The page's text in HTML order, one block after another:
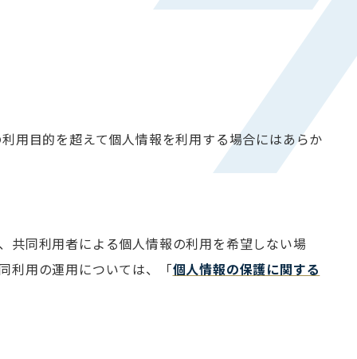
用目的を超えて個人情報を利用する場合にはあらか
共同利用者による個人情報の利用を希望しない場
利用の運用については、「個人情報の保護に関する